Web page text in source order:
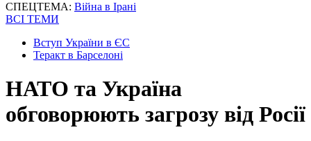
СПЕЦТЕМА: Війна в Ірані
ВСІ ТЕМИ
Вступ України в ЄС
Теракт в Барселоні
НАТО та Україна
обговорюють загрозу від Росії